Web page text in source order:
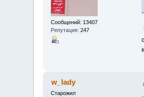
Сообщений: 13407
Репутация: 247
w_lady
Старожил